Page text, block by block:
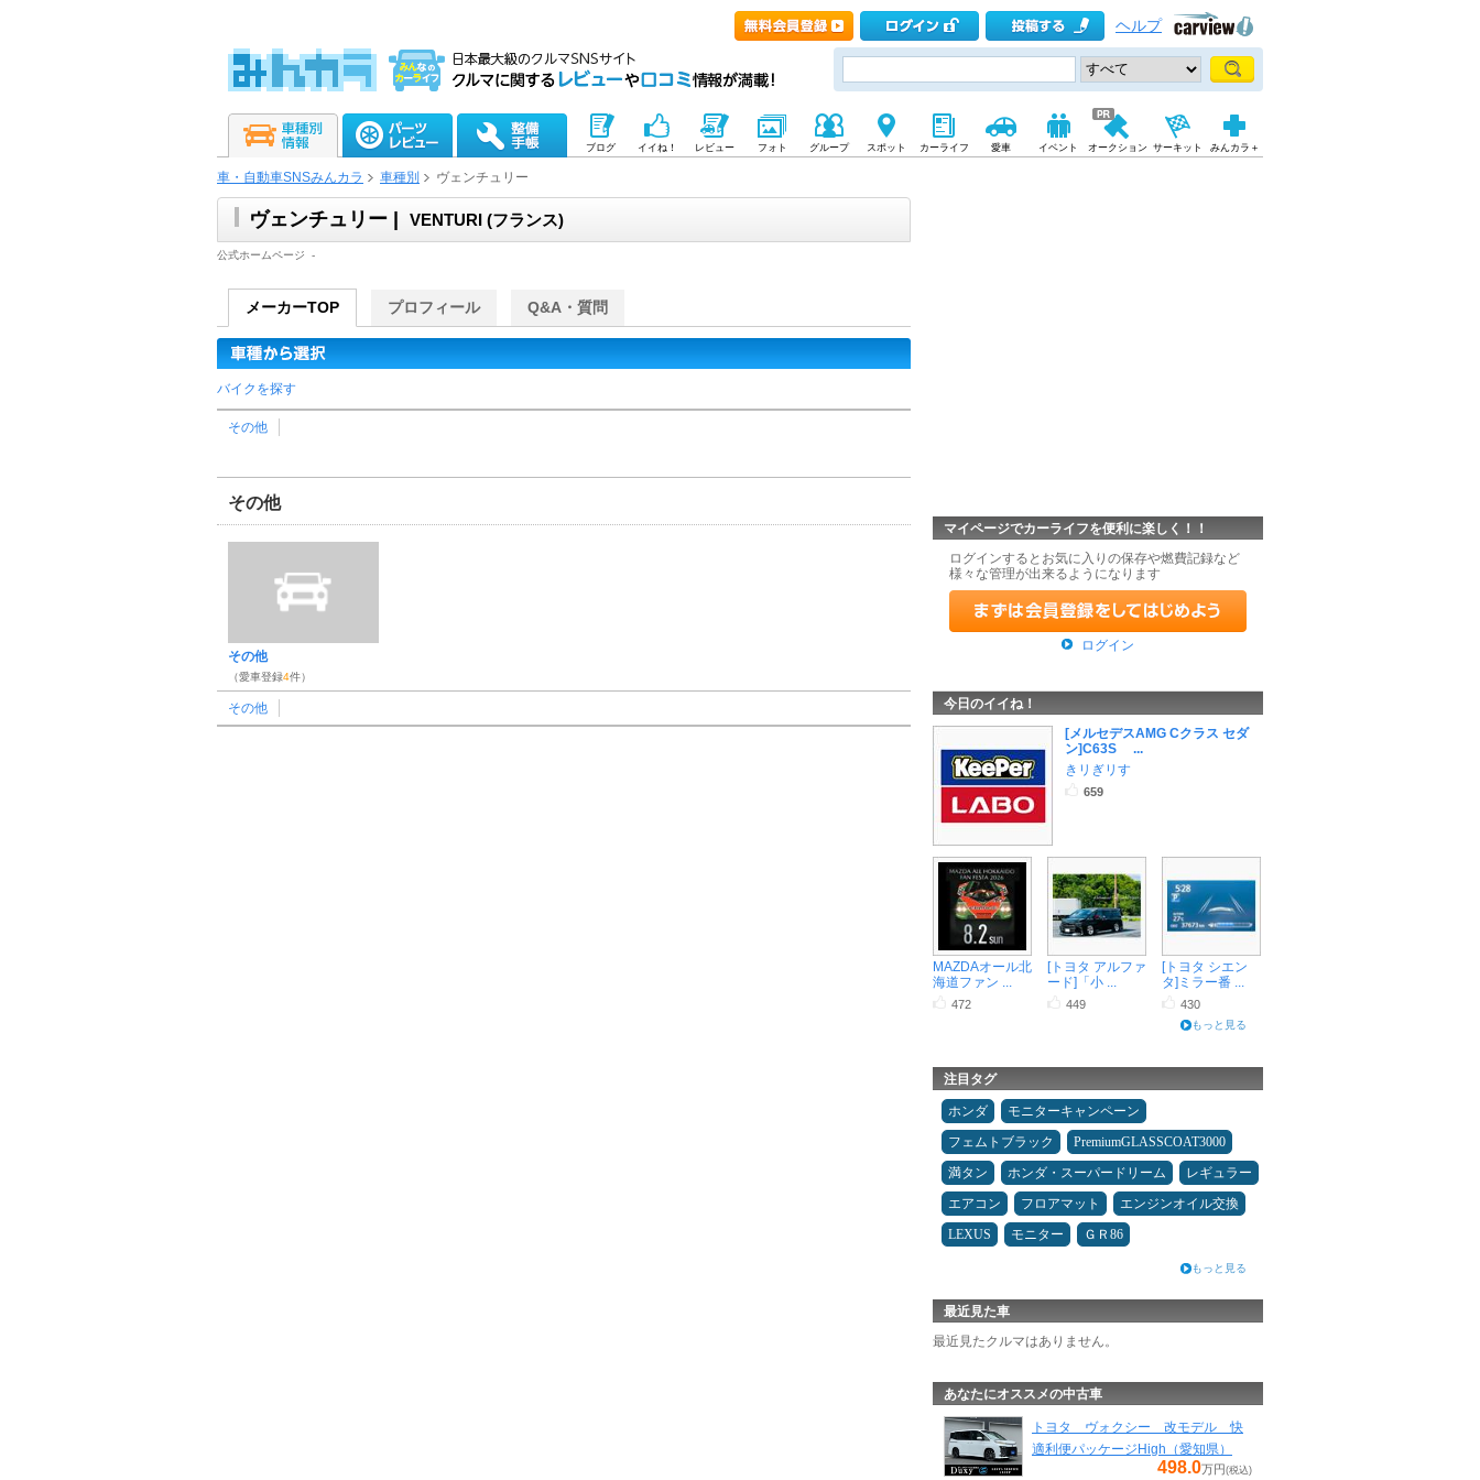
ヘルプ
ブログ イイね！ レビュー フォト グループ スポット カーライフ 愛車 イベント オークション サーキット みんカラ＋
車・自動車SNSみんカラ 車種別 ヴェンチュリー
ヴェンチュリー | VENTURI (フランス)
公式ホームページ -
メーカーTOP プロフィール Q&A・質問
バイクを探す
その他
その他
その他
（愛車登録4件）
その他
マイページでカーライフを便利に楽しく！！
ログインするとお気に入りの保存や燃費記録など
様々な管理が出来るようになります
ログイン
今日のイイね！
[メルセデスAMG Cクラス セダ
ン]C63S ...
きリぎリす
659
MAZDAオール北
海道ファン ...
472
[トヨタ アルファ
ード]「小 ...
449
[トヨタ シエン
タ]ミラー番 ...
430
もっと見る
注目タグ
ホンダ
モニターキャンペーン
フェムトブラック
PremiumGLASSCOAT3000
満タン
ホンダ・スーパードリーム
レギュラー
エアコン
フロアマット
エンジンオイル交換
LEXUS
モニター ＧＲ86
もっと見る
最近見た車
最近見たクルマはありません。
あなたにオススメの中古車
トヨタ ヴォクシー 改モデル 快
適利便パッケージHigh（愛知県）
498.0万円(税込)